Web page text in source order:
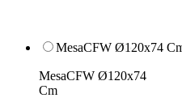
MesaCFW Ø120x74
MesaCFW Ø120x74
Cm